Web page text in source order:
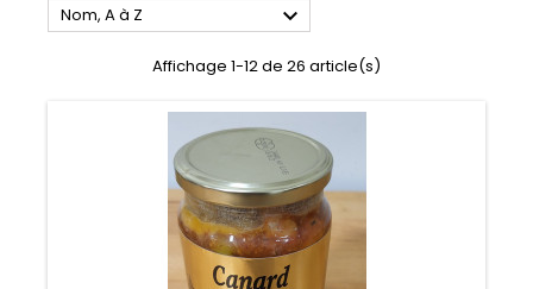
Nom, A à Z 
Affichage 1-12 de 26 article(s)